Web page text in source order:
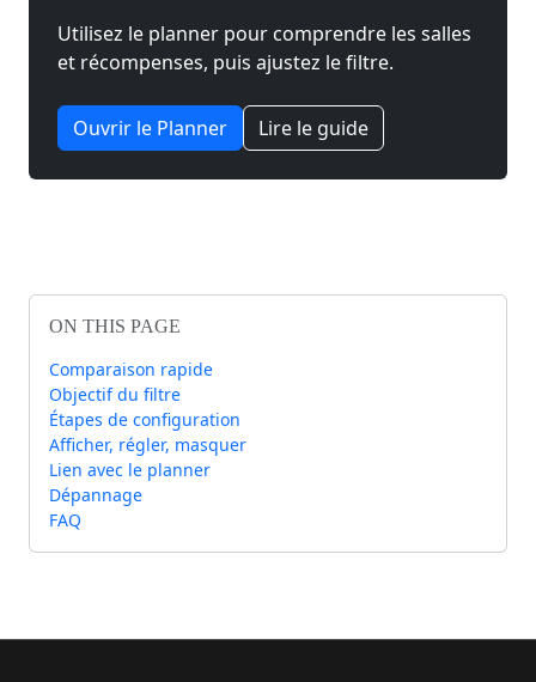
ON THIS PAGE
Comparaison rapide
Objectif du filtre
Étapes de configuration
Afficher, régler, masquer
Lien avec le planner
Dépannage
FAQ
Utilisez le planner pour comprendre les salles
et récompenses, puis ajustez le filtre.
Ouvrir le Planner Lire le guide